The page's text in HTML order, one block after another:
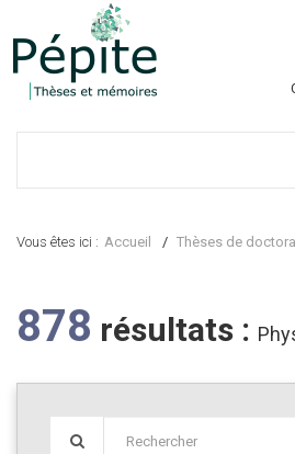
Vous êtes ici : Accueil Thèses de
878 résultats :